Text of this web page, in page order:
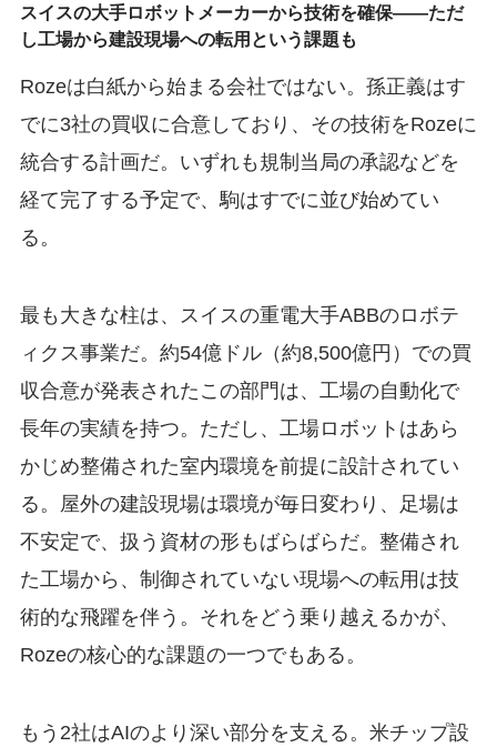
スイスの大手ロボットメーカーから技術を確保——ただ
し工場から建設現場への転用という課題も
Rozeは白紙から始まる会社ではない。孫正義はす
でに3社の買収に合意しており、その技術をRozeに
統合する計画だ。いずれも規制当局の承認などを
経て完了する予定で、駒はすでに並び始めてい
る。
最も大きな柱は、スイスの重電大手ABBのロボテ
ィクス事業だ。約54億ドル（約8,500億円）での買
収合意が発表されたこの部門は、工場の自動化で
長年の実績を持つ。ただし、工場ロボットはあら
かじめ整備された室内環境を前提に設計されてい
る。屋外の建設現場は環境が毎日変わり、足場は
不安定で、扱う資材の形もばらばらだ。整備され
た工場から、制御されていない現場への転用は技
術的な飛躍を伴う。それをどう乗り越えるかが、
Rozeの核心的な課題の一つでもある。
もう2社はAIのより深い部分を支える。米チップ設